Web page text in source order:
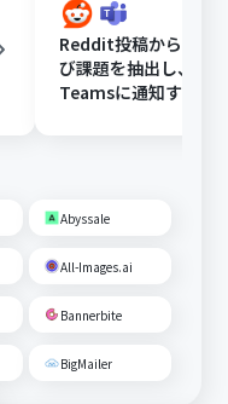
Reddit投稿から顧客
び課題を抽出し、
Teamsに通知する
Abyssale
All-Images.ai
Bannerbite
BigMailer